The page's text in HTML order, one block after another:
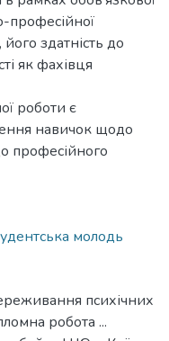
професійної
здатність до
як фахівця
роботи є
навичок щодо
професійного
молодь
психічних
робота ...